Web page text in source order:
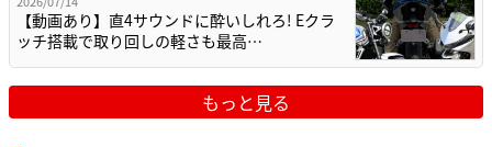
【動画あり】直4サウンドに酔いしれろ! Eクラ
ッチ搭載で取り回しの軽さも最高…
もっと見る